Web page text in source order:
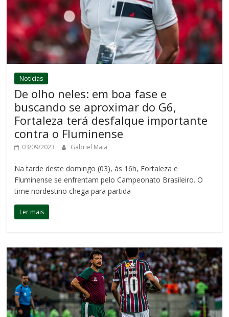
Notícias
De olho neles: em boa fase e
buscando se aproximar do G6,
Fortaleza terá desfalque importante
contra o Fluminense
03/09/2023 Gabriel Maia
Na tarde deste domingo (03), às 16h, Fortaleza e
Fluminense se enfrentam pelo Campeonato Brasileiro. O
time nordestino chega para partida
Ler mais